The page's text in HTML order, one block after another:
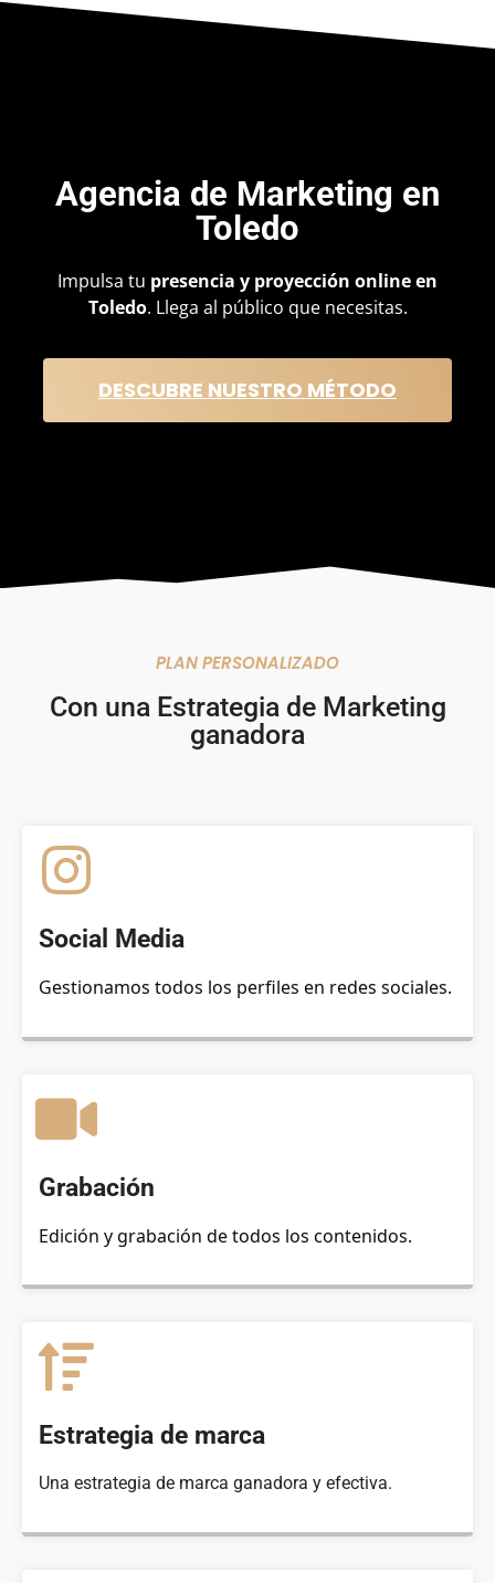
Agencia de Marketing en
Toledo
Impulsa tu presencia y proyección online en
Toledo. Llega al público que necesitas.
DESCUBRE NUESTRO MÉTODO
PLAN PERSONALIZADO
Con una Estrategia de Marketing
ganadora
Social Media
Gestionamos todos los perfiles en redes sociales.
Grabación
Edición y grabación de todos los contenidos.
Estrategia de marca
Una estrategia de marca ganadora y efectiva.